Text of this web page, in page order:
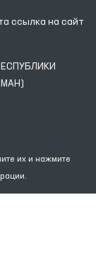
ссылка на сайт
их и нажмите